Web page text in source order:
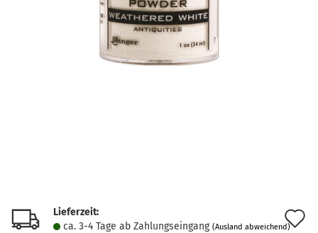
Lieferzeit:
ca. 3-4 Tage ab Zahlungseingang (Ausland abweichend)